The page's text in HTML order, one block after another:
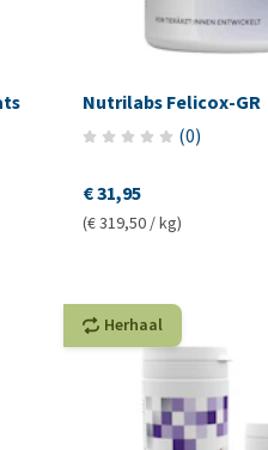
Nutrilabs Felicox-GR
(0)
€ 31,95
(€ 319,50 / kg)
Herhaal